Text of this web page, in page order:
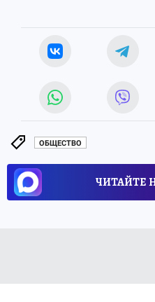
ОБЩЕСТВО
ЧИТАЙТЕ